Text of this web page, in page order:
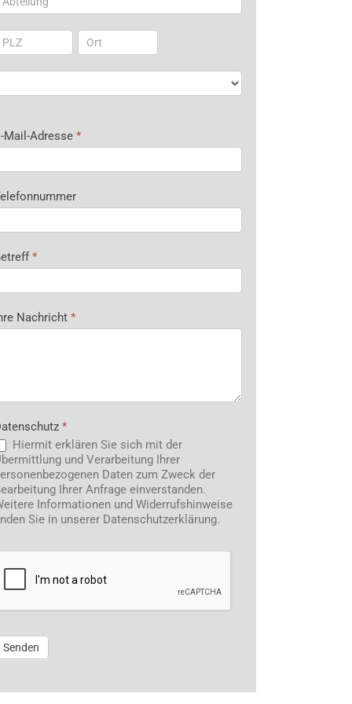
Adresse Adresse
Mail-Adresse *
*
Nachricht *
*
Hiermit erklären Sie sich mit der
und Verarbeitung Ihrer
Daten zum Zweck der
Ihrer Anfrage einverstanden.
Informationen und Widerrufshinweise
Sie in unserer Datenschutzerklärung.
Senden